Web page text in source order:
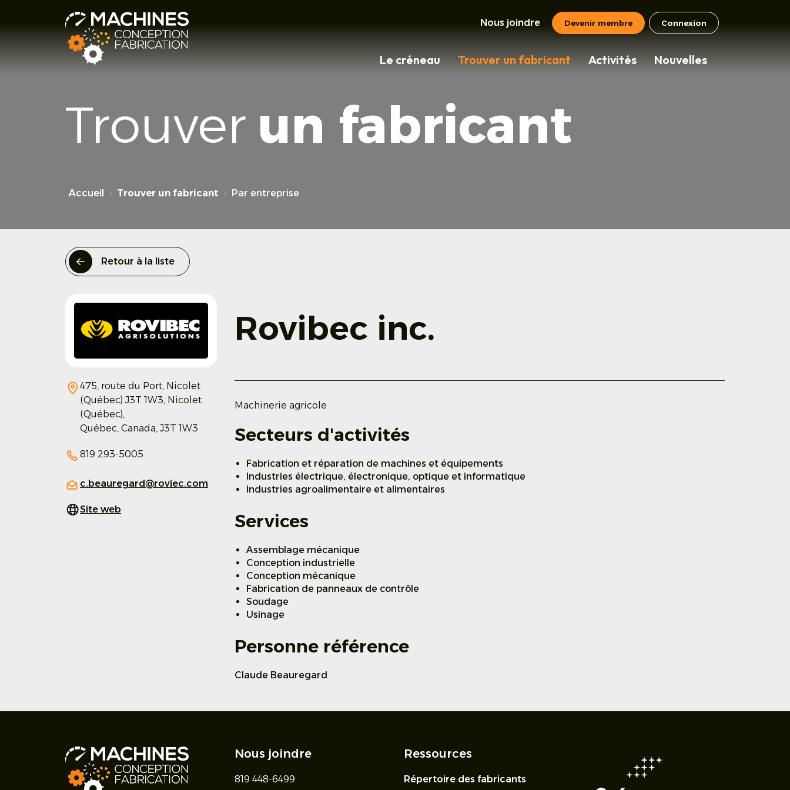
Nous joindre Devenir membre Connexion
Le créneau Trouver un fabricant Activités Nouvelles
Trouver un fabricant
Accueil Trouver un fabricant Par entreprise
Retour à la liste
475, route du Port, Nicolet
(Québec) J3T 1W3, Nicolet
(Québec),
Québec, Canada, J3T 1W3
819 293-5005
c.beauregard@roviec.com
Site web
Rovibec inc.
Machinerie agricole
Secteurs d'activités
Fabrication et réparation de machines et équipements
Industries électrique, électronique, optique et informatique
Industries agroalimentaire et alimentaires
Services
Assemblage mécanique
Conception industrielle
Conception mécanique
Fabrication de panneaux de contrôle
Soudage
Usinage
Personne référence
Claude Beauregard
Nous joindre
819 448-6499
Ressources
Répertoire des fabricants